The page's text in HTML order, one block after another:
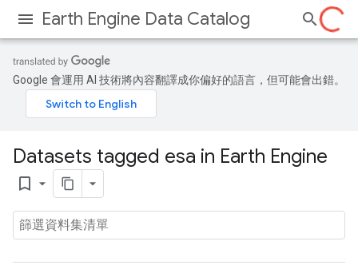
Earth Engine Data Catalog
Google 會運用 AI 技術將內容翻譯成你偏好的語言，但可能會出錯。
Datasets tagged esa in Earth Engine
bookmark_border